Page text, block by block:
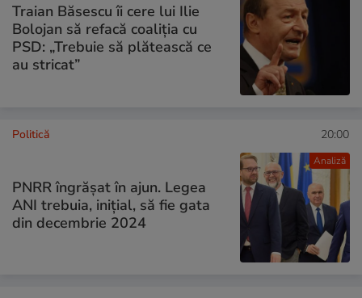
Traian Băsescu îi cere lui Ilie
Bolojan să refacă coaliția cu
PSD: „Trebuie să plătească ce
au stricat”
Analiză
Politică 20:00
PNRR îngrășat în ajun. Legea
ANI trebuia, inițial, să fie gata
din decembrie 2024